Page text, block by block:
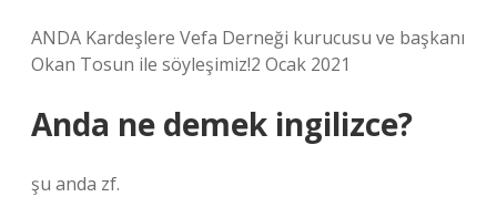
ANDA Kardeşlere Vefa Derneği kurucusu ve başkanı
Okan Tosun ile söyleşimiz!2 Ocak 2021
Anda ne demek ingilizce?
şu anda zf.